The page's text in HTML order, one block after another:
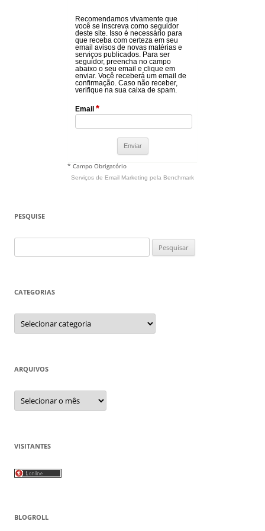
Recomendamos vivamente que
você se inscreva como seguidor
deste site. Isso é necessário para
que receba com certeza em seu
email avisos de novas matérias e
serviços publicados. Para ser
seguidor, preencha no campo
abaixo o seu email e clique em
enviar. Você receberá um email de
confirmação. Caso não receber,
verifique na sua caixa de spam.
Email *
* Campo Obrigatório
Serviços de Email Marketing pela Benchmark
PESQUISE
por:
CATEGORIAS
Categorias
ARQUIVOS
Arquivos
VISITANTES
BLOGROLL